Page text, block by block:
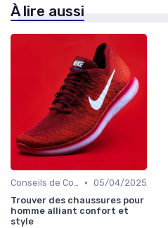
À lire aussi
Conseils de Confort au Quotidien • 05/04/2025
Trouver des chaussures pour
homme alliant confort et
style